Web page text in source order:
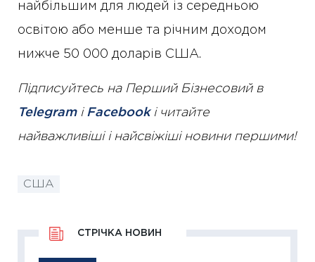
найбільшим для людей із середньою
освітою або менше та річним доходом
нижче 50 000 доларів США.
Підписуйтесь на Перший Бізнесовий в
Telegramі Facebookі читайте
найважливіші і найсвіжіші новини першими!
США
СТРІЧКА НОВИН